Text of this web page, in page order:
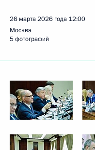
26 марта 2026 года 12:00
Москва
5 фотографий